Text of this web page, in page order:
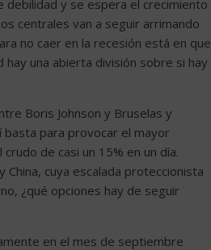
debilidad y se espera el crecimiento
centrales van a seguir arrimando
no caer en la recesión está en que
hay una abierta división sobre si hay
Boris Johnson y Bruselas y
basta para provocar el mayor
de casi un 15% en un día.
cuya escalada proteccionista
¿qué opciones hay de seguir
en el mes de septiembre